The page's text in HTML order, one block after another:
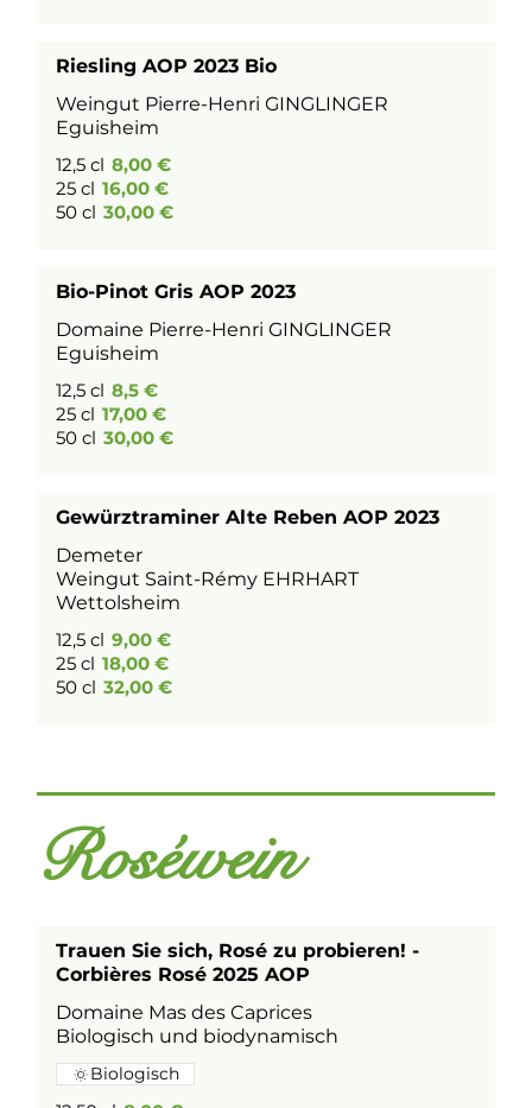
Riesling AOP 2023 Bio
Weingut Pierre-Henri GINGLINGER
Eguisheim
12,5 cl 8,00 €
25 cl 16,00 €
50 cl 30,00 €
Bio-Pinot Gris AOP 2023
Domaine Pierre-Henri GINGLINGER
Eguisheim
12,5 cl 8,5 €
25 cl 17,00 €
50 cl 30,00 €
Gewürztraminer Alte Reben AOP 2023
Demeter
Weingut Saint-Rémy EHRHART
Wettolsheim
12,5 cl 9,00 €
25 cl 18,00 €
50 cl 32,00 €
Roséwein
Trauen Sie sich, Rosé zu probieren! -
Corbières Rosé 2025 AOP
Domaine Mas des Caprices
Biologisch und biodynamisch
Biologisch